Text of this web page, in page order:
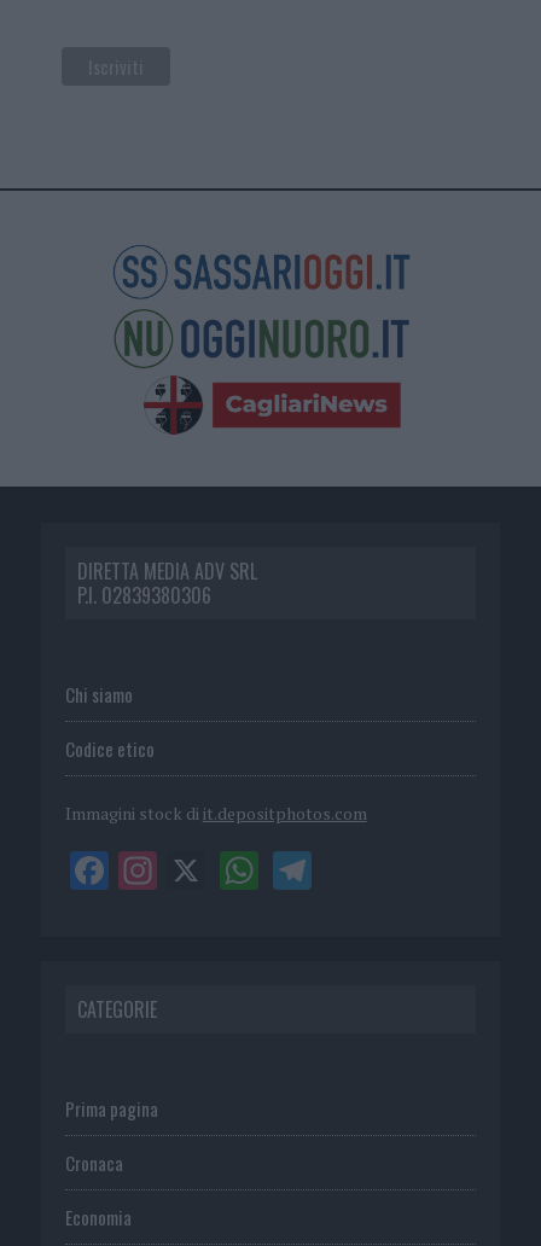
DIRETTA MEDIA ADV SRL
P.I. 02839380306
Chi siamo
Codice etico
Immagini stock di it.depositphotos.com
CATEGORIE
Prima pagina
Cronaca
Economia